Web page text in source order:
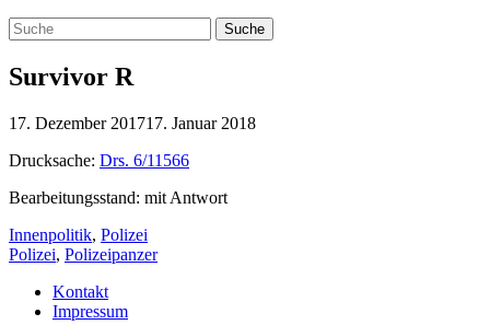
Survivor R
17. Dezember 201717. Januar 2018
Drucksache: Drs. 6/11566
Bearbeitungsstand: mit Antwort
Innenpolitik, Polizei
Polizei, Polizeipanzer
Kontakt
Impressum